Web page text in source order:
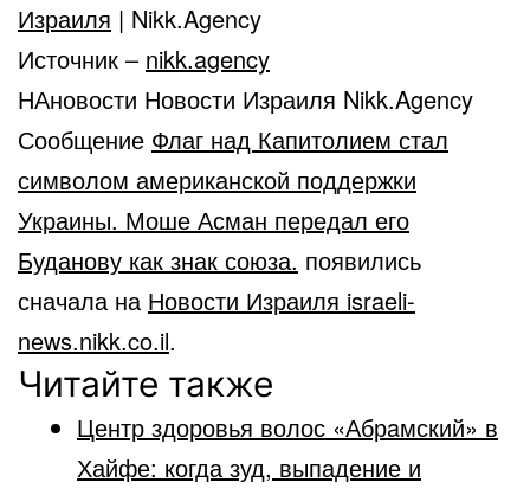
Израиля | Nikk.Agency
Источник – nikk.agency
НАновости Новости Израиля Nikk.Agency
Сообщение Флаг над Капитолием стал
символом американской поддержки
Украины. Моше Асман передал его
Буданову как знак союза. появились
сначала на Новости Израиля israeli-
news.nikk.co.il.
Читайте также
Центр здоровья волос «Абрaмский» в
Хайфе: когда зуд, выпадение и